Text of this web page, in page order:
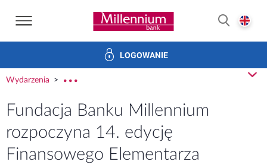
Strona główna Bank Millennium
LOGOWANIE
i ład korporacyjny Relacje Inwestorskie Kariera
Wydarzenia
Fundacja Banku Millennium
rozpoczyna 14. edycję
Finansowego Elementarza